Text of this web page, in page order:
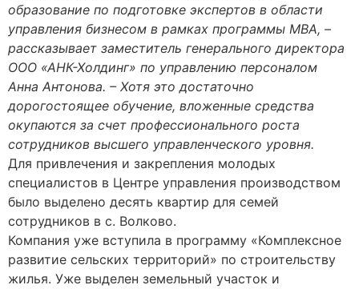
образование по подготовке экспертов в области
управления бизнесом в рамках программы МВА, –
рассказывает заместитель генерального директора
ООО «АНК-Холдинг» по управлению персоналом
Анна Антонова. – Хотя это достаточно
дорогостоящее обучение, вложенные средства
окупаются за счет профессионального роста
сотрудников высшего управленческого уровня.
Для привлечения и закрепления молодых
специалистов в Центре управления производством
было выделено десять квартир для семей
сотрудников в с. Волково.
Компания уже вступила в программу «Комплексное
развитие сельских территорий» по строительству
жилья. Уже выделен земельный участок и